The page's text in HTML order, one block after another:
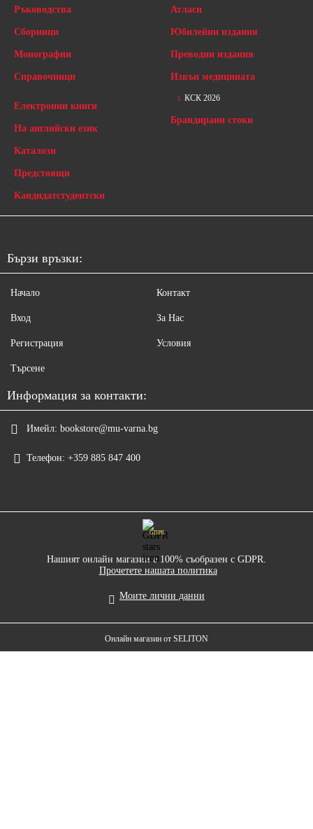
Ръководства
Сборници
Монографии
Справочници
Атласи
Юбилейни издания
Преводни издания
Извън медицината
Електронни книги
На английски език
Каталози
Предстоящи
Кандидатстудентски
КСК 2026
Брандирани стоки
Бързи връзки:
Начало
Вход
Регистрация
Търсене
Контакт
За Нас
Условия
Информация за контакти:
Имейл: bookstore@mu-varna.bg
Телефон: +359 885 847 400
GDPR
Нашият онлайн магазин е 100% съобразен с GDPR.
Прочетете нашата политика
Моите лични данни
Онлайн магазин от SELITON